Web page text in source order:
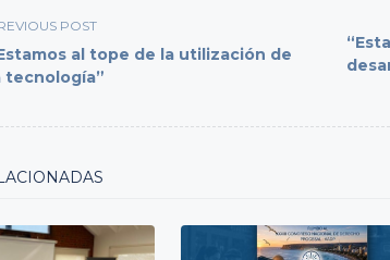
POST
al tope de la utilización de
tecnología”